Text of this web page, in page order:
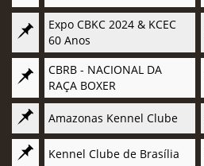
Expo CBKC 2024 & KCEC
60 Anos
CBRB - NACIONAL DA
RAÇA BOXER
Amazonas Kennel Clube
Kennel Clube de Brasília